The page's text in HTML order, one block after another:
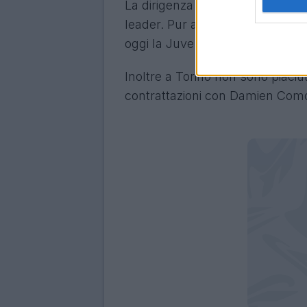
La dirigenza pretende un
leader. Pur apprezzando il
oggi la Juve cerca una punta
Inoltre a Torino non sono
contrattazioni con Damien